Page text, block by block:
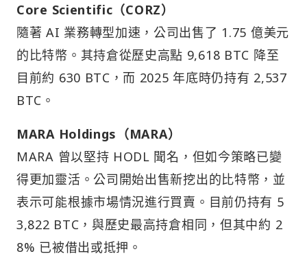
Core Scientific（CORZ）
隨著 AI 業務轉型加速，公司出售了 1.75 億美元
的比特幣。其持倉從歷史高點 9,618 BTC 降至
目前約 630 BTC，而 2025 年底時仍持有 2,537
BTC。
MARA Holdings（MARA）
MARA 曾以堅持 HODL 聞名，但如今策略已變
得更加靈活。公司開始出售新挖出的比特幣，並
表示可能根據市場情況進行買賣。目前仍持有 5
3,822 BTC，與歷史最高持倉相同，但其中約 2
8% 已被借出或抵押。